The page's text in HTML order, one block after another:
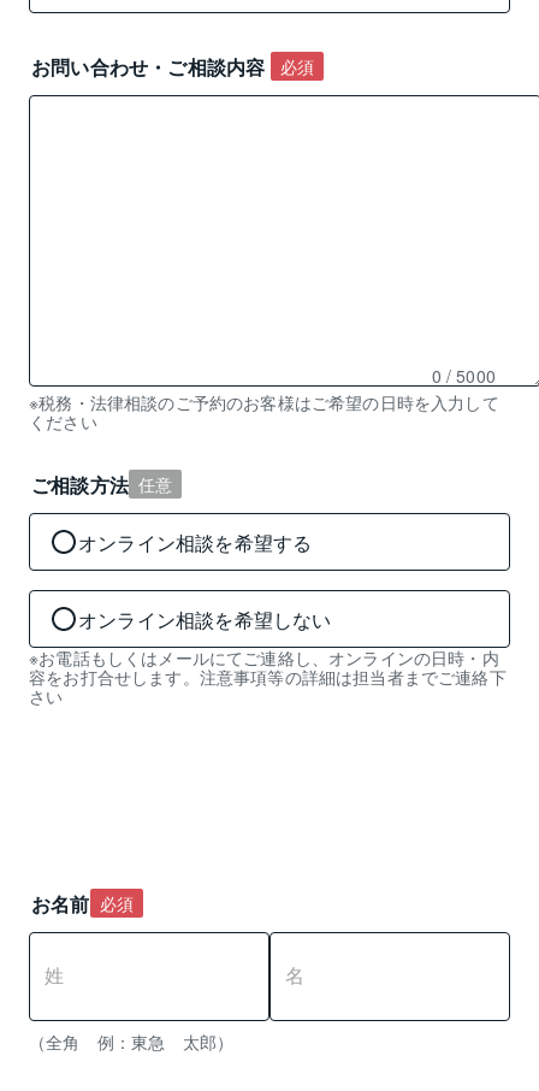
必須
残
り
文
字
力
可
0 / 5000
※税務・法律相談のご予約のお客様はご希望の日時を入力して
ください
ご相談方法 任意
オンライン相談を希望する
オンライン相談を希望しない
※お電話もしくはメールにてご連絡し、オンラインの日時・内
容をお打合せします。注意事項等の詳細は担当者までご連絡下
さい
お名前 必須
（全角　例：東急　太郎）